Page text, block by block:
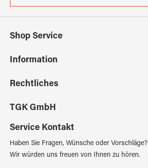
Shop Service
Information
Rechtliches
TGK GmbH
Service Kontakt
Haben Sie Fragen, Wünsche oder Vorschläge?
Wir würden uns freuen von Ihnen zu hören.